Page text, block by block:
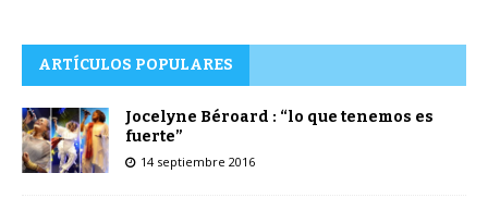
ARTÍCULOS POPULARES
Jocelyne Béroard : “lo que tenemos es
fuerte”
14 septiembre 2016